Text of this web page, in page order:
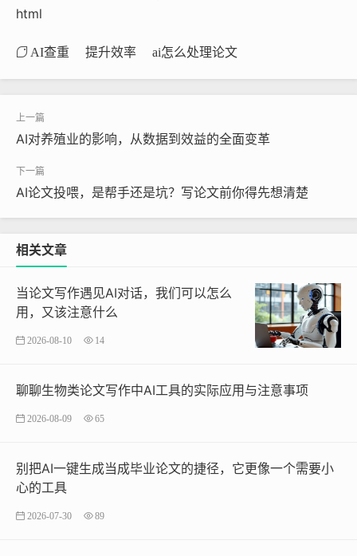
html
AI查重 提升效率 ai怎么处理论文
AI对养殖业的影响，从数据到效益的全面变革
AI论文投喂，是帮手还是坑？写论文前你得先想清楚
相关文章
当论文写作遇见AI对话，我们可以怎么
用，又该注意什么
2026-08-10 14
聊聊生物类论文写作中AI工具的实际应用与注意事项
2026-08-09 65
别把AI一键生成当成毕业论文的捷径，它更像一个需要小
心的工具
2026-07-30 89